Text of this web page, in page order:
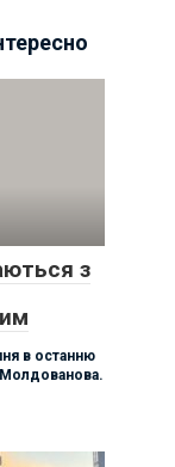
з
в останню
Молдованова.